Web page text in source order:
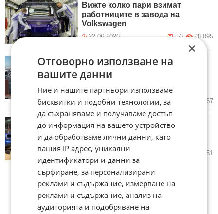
Вижте колко пари взимат
работниците в завода на
Volkswagen
22.06.2026 28 895
53
Продажбата на завода на
отбранителна компания е
застрашена заради Катар
21.06.2026 7 467
Шефовете на Volkswagen
заявиха, че съществуването на
компанията е застрашено
19.06.2026 7 451
×
Отговорно използване на
вашите данни
Ние и нашите партньори използваме
бисквитки и подобни технологии, за
да съхраняваме и получаваме достъп
до информация на вашето устройство
и да обработваме лични данни, като
вашия IP адрес, уникални
идентификатори и данни за
сърфиране, за персонализирани
реклами и съдържание, измерване на
реклами и съдържание, анализ на
аудиторията и подобряване на